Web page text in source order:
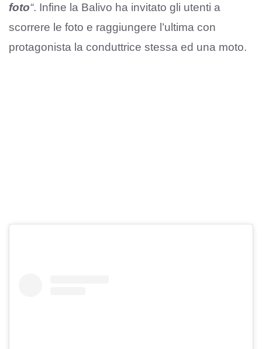
foto“. Infine la Balivo ha invitato gli utenti a
scorrere le foto e raggiungere l’ultima con
protagonista la conduttrice stessa ed una moto.